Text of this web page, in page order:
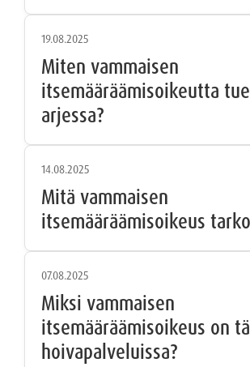
19.08.2025
Miten vammaisen
itsemääräämisoikeutta
arjessa?
14.08.2025
Mitä vammaisen
itsemääräämisoikeus
07.08.2025
Miksi vammaisen
itsemääräämisoikeus on
hoivapalveluissa?